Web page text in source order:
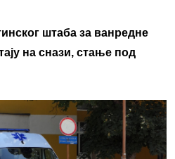
штаба за ванредне
на снази, стање под